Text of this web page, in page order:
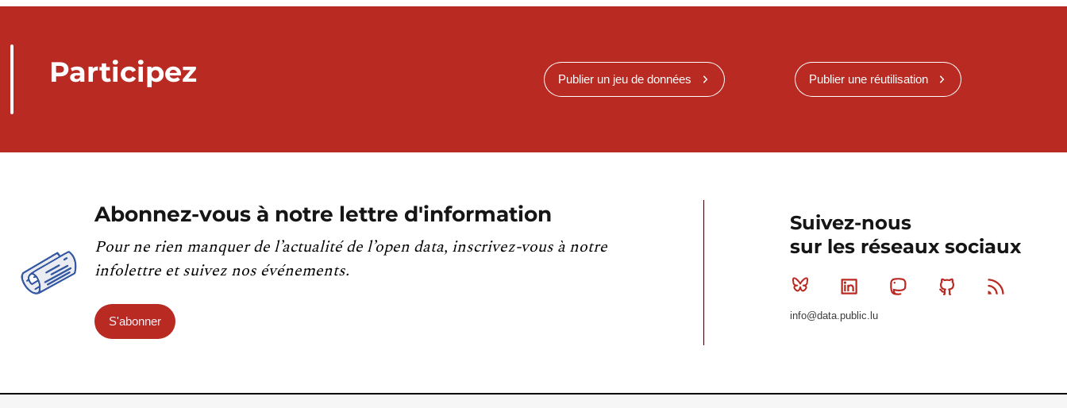
Participez Publier un jeu de données Publier une réutilisation
Abonnez-vous à notre lettre d'information
Pour ne rien manquer de l’actualité de l’open data, inscrivez-vous à notre
infolettre et suivez nos événements.
S'abonner
Suivez-nous
sur les réseaux sociaux
Bluesky Linkedin MastodonGithub
info@data.public.lu